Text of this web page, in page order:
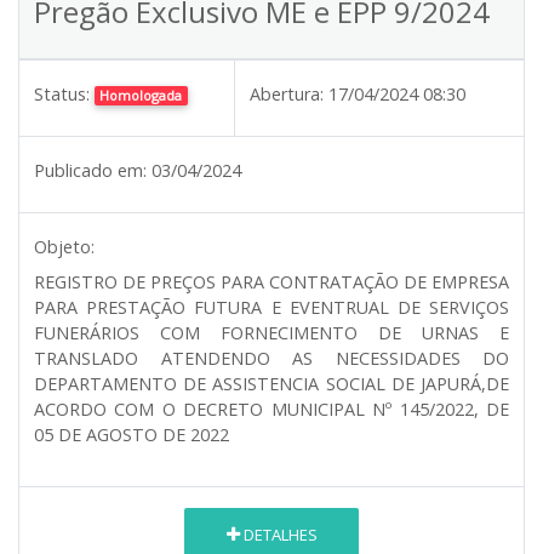
Pregão Exclusivo ME e EPP 9/2024
Status: Homologada Abertura: 17/04/2024 08:30
Publicado em: 03/04/2024
Objeto:
REGISTRO DE PREÇOS PARA CONTRATAÇÃO DE EMPRESA
PARA PRESTAÇÃO FUTURA E EVENTRUAL DE SERVIÇOS
FUNERÁRIOS COM FORNECIMENTO DE URNAS E
TRANSLADO ATENDENDO AS NECESSIDADES DO
DEPARTAMENTO DE ASSISTENCIA SOCIAL DE JAPURÁ,DE
ACORDO COM O DECRETO MUNICIPAL Nº 145/2022, DE
05 DE AGOSTO DE 2022
DETALHES